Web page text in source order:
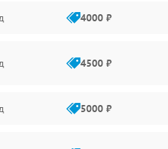
4000 ₽
4500 ₽
5000 ₽